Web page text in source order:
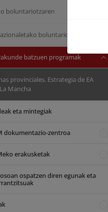
boluntariotzaren
boluntariotzaren
batzuen programak
provinciales. Estrategia de EA
Mancha
eta mintegiak
dokumentazio-zentroa
erakusketak
ospatzen diren egunak eta